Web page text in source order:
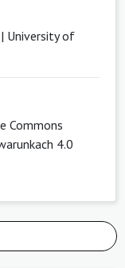
University of
Commons
4.0